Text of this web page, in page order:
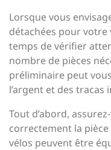
Lorsque vous
détachées pour votre
temps de vérifier
nombre de pièces
préliminaire peut
l’argent et des tracas
Tout d’abord,
correctement la pièce
vélos peuvent être